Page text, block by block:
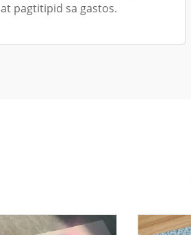
at pagtitipid sa gastos.